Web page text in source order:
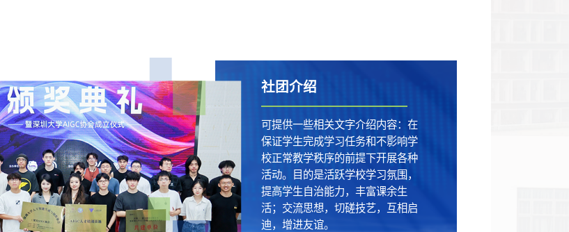
社团介绍
可提供一些相关文字介绍内容：在
保证学生完成学习任务和不影响学
校正常教学秩序的前提下开展各种
活动。目的是活跃学校学习氛围，
提高学生自治能力，丰富课余生
活；交流思想，切磋技艺，互相启
迪，增进友谊。